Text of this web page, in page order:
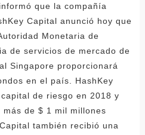
que la compañía
Capital anunció hoy que
Monetaria de
de servicios de mercado de
Singapore proporcionará
en el país. HashKey
de riesgo en 2018 y
de $ 1 mil millones
también recibió una